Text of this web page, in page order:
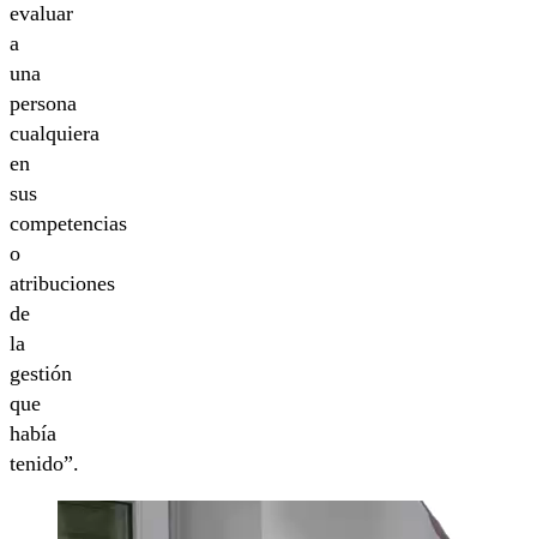
evaluar
a
una
persona
cualquiera
en
sus
competencias
o
atribuciones
de
la
gestión
que
había
tenido”.